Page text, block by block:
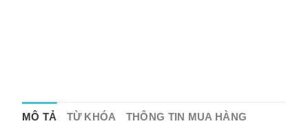
MÔ TẢ TỪ KHÓA THÔNG TIN MUA HÀNG